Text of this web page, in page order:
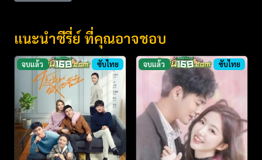
แนะนำซีรี่ย์ ที่คุณอาจชอบ
จบแล้ว ซับไทย จบแล้ว ซับไทย